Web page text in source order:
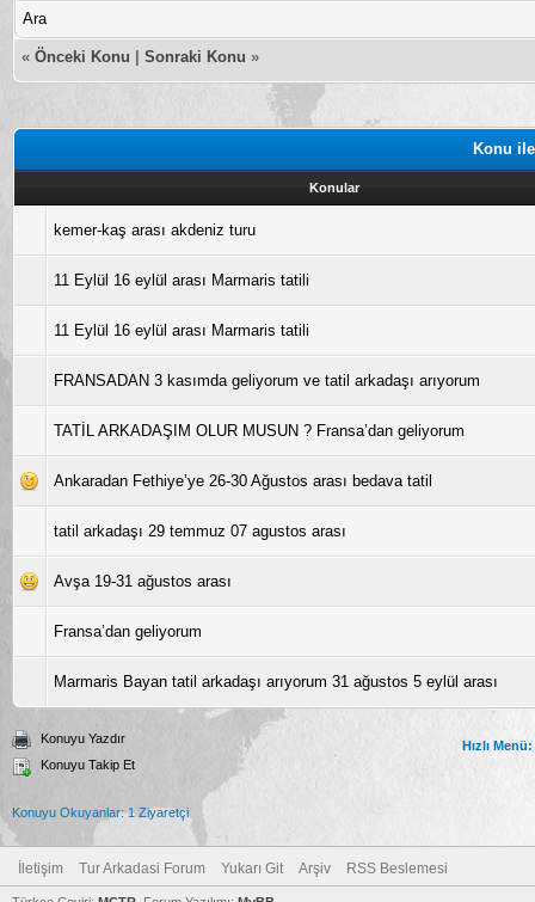
Ara
« Önceki Konu Sonraki Konu »
Konu
Konular
kemer-kaş arası akdeniz turu
11 Eylül 16 eylül arası Marmaris tatili
11 Eylül 16 eylül arası Marmaris tatili
FRANSADAN 3 kasımda geliyorum ve tatil arkadaşı arıyorum
TATİL ARKADAŞIM OLUR MUSUN ? Fransa’dan geliyorum
Ankaradan Fethiye’ye 26-30 Ağustos arası bedava tatil
tatil arkadaşı 29 temmuz 07 agustos arası
Avşa 19-31 ağustos arası
Fransa’dan geliyorum
Marmaris Bayan tatil arkadaşı arıyorum 31 ağustos 5 eylül arası
Konuyu Yazdır
Konuyu Takip Et
Hızlı Menü:
Konuyu Okuyanlar: 1 Ziyaretçi
İletişim Tur Arkadasi Forum Yukarı Git Arşiv RSS Beslemesi